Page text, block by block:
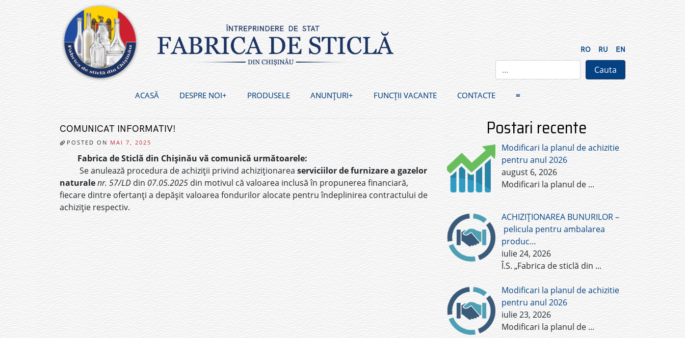
content
RO RU EN
ACASĂ DESPRE NOI PRODUSELE ANUNȚURI FUNCȚII VACANTE CONTACTE ≡
COMUNICAT INFORMATIV!
POSTED ON MAI 7, 2025
Fabrica de Sticlă din Chișinău vă comunică următoarele:
Se anulează procedura de achiziții privind achiziționarea serviciilor de furnizare a gazelor
naturalenr. 57/LD din 07.05.2025 din motivul că valoarea inclusă în propunerea financiară,
fiecare dintre ofertanți a depășit valoarea fondurilor alocate pentru îndeplinirea contractului de
achiziție respectiv.
Postari recente
Modificari la planul de achizitie
pentru anul 2026
august 6, 2026
Modificari la planul de ...
ACHIZIȚIONAREA BUNURILOR –
pelicula pentru ambalarea
produc…
iulie 24, 2026
Î.S. „Fabrica de sticlă din ...
Modificari la planul de achizitie
pentru anul 2026
iulie 23, 2026
Modificari la planul de ...